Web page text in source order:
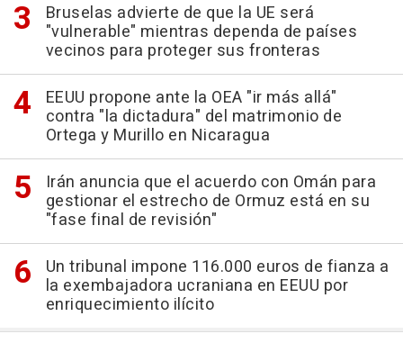
Bruselas advierte de que la UE será
"vulnerable" mientras dependa de países
vecinos para proteger sus fronteras
EEUU propone ante la OEA "ir más allá"
contra "la dictadura" del matrimonio de
Ortega y Murillo en Nicaragua
Irán anuncia que el acuerdo con Omán para
gestionar el estrecho de Ormuz está en su
"fase final de revisión"
Un tribunal impone 116.000 euros de fianza a
la exembajadora ucraniana en EEUU por
enriquecimiento ilícito